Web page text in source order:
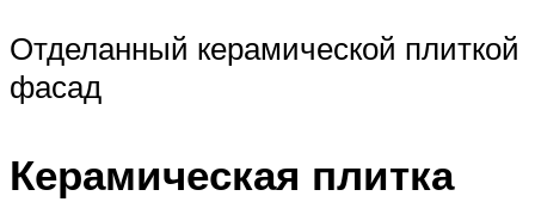
Отделанный керамической плиткой
фасад
Керамическая плитка